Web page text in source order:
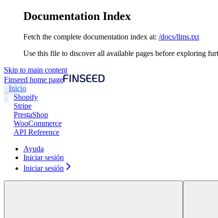
Documentation Index
Fetch the complete documentation index at: /docs/llms.txt
Use this file to discover all available pages before exploring
Skip to main content
Finseed home page
Inicio
Shopify
Stripe
PrestaShop
WooCommerce
API Reference
Ayuda
Iniciar sesión
Iniciar sesión